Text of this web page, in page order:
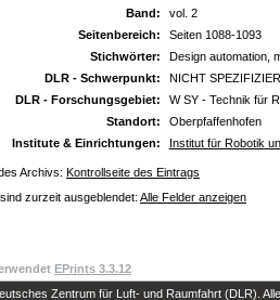
Band:
vol. 2
Seitenbereich:
Seiten 1088-1093
Stichwörter:
Design automation,
DLR - Schwerpunkt:
NICHT
DLR - Forschungsgebiet:
W SY - Technik für
Standort:
Oberpfaffenhofen
Institute & Einrichtungen:
Institut für Robotik
Archivs: Kontrollseite des Eintrags
zurzeit ausgeblendet: Alle Felder anzeigen
EPrints 3.3.12
Zentrum für Luft- und Raumfahrt (DLR).